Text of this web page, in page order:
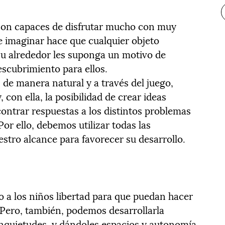
capaces de disfrutar mucho con muy
hace que cualquier objeto
alrededor les suponga un motivo de
para ellos.
manera natural y a través del juego,
ella, la posibilidad de crear ideas
respuestas a los distintos problemas
ello, debemos utilizar todas las
alcance para favorecer su desarrollo.
a los niños libertad para que puedan hacer
también, podemos desarrollarla